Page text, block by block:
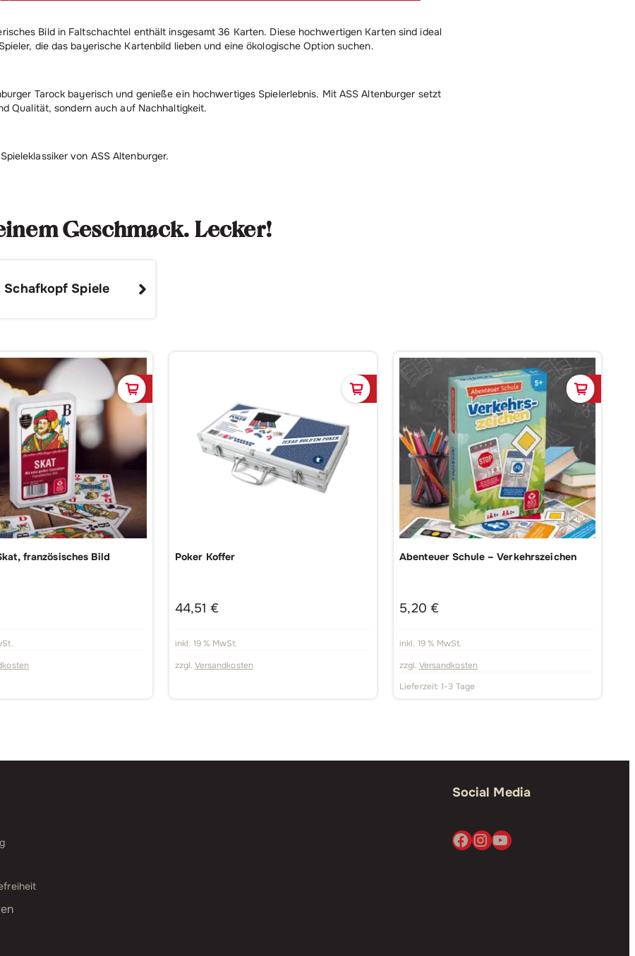
Bild in Faltschachtel enthält insgesamt 36 Karten. Diese hochwertigen Karten sind ideal
die das bayerische Kartenbild lieben und eine ökologische Option suchen.
Tarock bayerisch und genieße ein hochwertiges Spielerlebnis. Mit ASS Altenburger setzt
Qualität, sondern auch auf Nachhaltigkeit.
von ASS Altenburger.
Geschmack. Lecker!
Schafkopf Spiele
französisches Bild Poker Koffer
44,51 €
inkl. 19 % MwSt.
zzgl. Versandkosten
In den Warenkorb
Abenteuer Schule – Verkehrszeichen
5,20 €
inkl. 19 % MwSt.
zzgl. Versandkosten
Lieferzeit:1-3 Tage
Social Media
Facebook
Instagram
YouTube